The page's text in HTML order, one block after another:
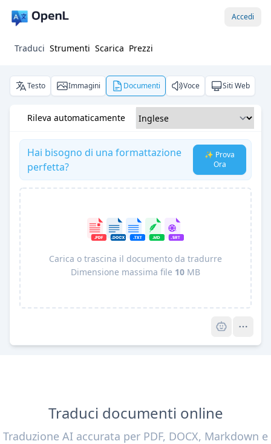
Accedi
Traduci Strumenti Scarica Prezzi
Testo Immagini Documenti Voce Siti Web
Rileva automaticamente
Hai bisogno di una formattazione
perfetta?
✨ Prova
Ora
Carica o trascina il documento da tradurre
Dimensione massima file 10 MB
Traduci documenti online
Traduzione AI accurata per PDF, DOCX, Markdown e